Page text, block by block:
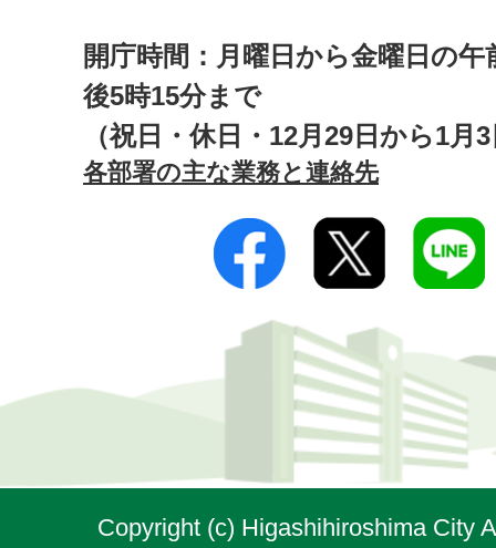
開庁時間：月曜日から金曜日の午
後5時15分まで
（祝日・休日・12月29日から1月
各部署の主な業務と連絡先
Copyright (c) Higashihiroshima City